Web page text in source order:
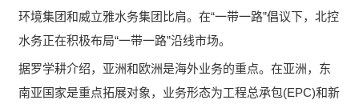
环境集团和威立雅水务集团比肩。在“一带一路”倡议下，北控
水务正在积极布局“一带一路”沿线市场。
据罗学耕介绍，亚洲和欧洲是海外业务的重点。在亚洲，东
南亚国家是重点拓展对象，业务形态为工程总承包(EPC)和新